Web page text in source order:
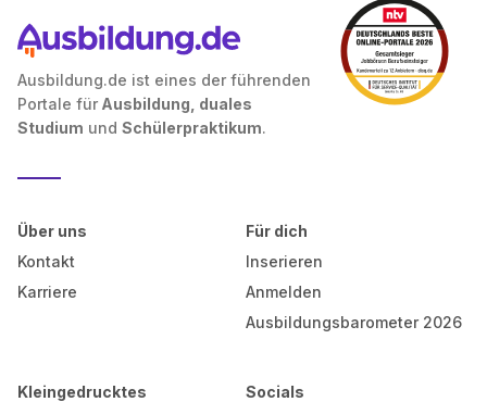
Ausbildung.de ist eines der führenden
Portale für Ausbildung, duales
Studium und Schülerpraktikum.
Über uns
Kontakt
Karriere
Für dich
Inserieren
Anmelden
Ausbildungsbarometer 2026
Kleingedrucktes
Socials